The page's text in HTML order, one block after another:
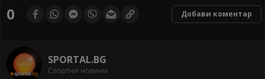
0 Добави коментар
SPORTAL.BG
Спортни новини